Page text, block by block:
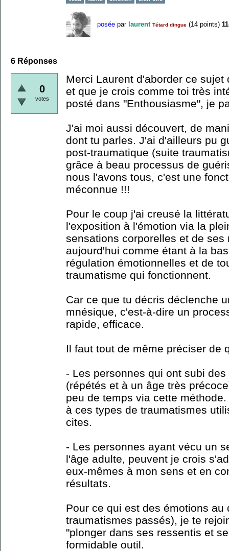
posée par laurent Tétard dingue (14 points)
6 Réponses
0
votes
Merci Laurent d'aborder ce sujet
et que je crois comme toi très
posté dans "Enthousiasme", je
J'ai moi aussi découvert, de
dont tu parles. J'ai d'ailleurs pu
post-traumatique (suite
grâce à beau processus de
nous l'avons tous, c'est une
méconnue !!!
Pour le coup j'ai creusé la
l'exposition à l'émotion via la
sensations corporelles et de ses
aujourd'hui comme étant à la
régulation émotionnelles et de
traumatisme qui fonctionnent.
Car ce que tu décris déclenche
mnésique, c'est-à-dire un
rapide, efficace.
Il faut tout de même préciser de
- Les personnes qui ont subi
(répétés et à un âge très
peu de temps via cette
à ces types de traumatismes
cites.
- Les personnes ayant vécu un
l'âge adulte, peuvent je crois
eux-mêmes à mon sens et en
résultats.
Pour ce qui est des émotions
traumatismes passés), je te
"plonger dans ses ressentis et
formidable outil.